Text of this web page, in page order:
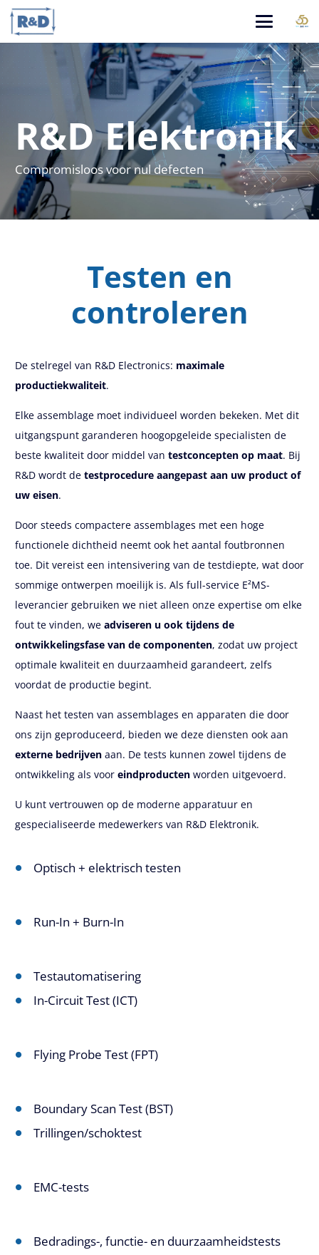
R&D Elektronik
Compromisloos voor nul defecten
Testen en
controleren
De stelregel van R&D Electronics: maximale
productiekwaliteit.
Elke assemblage moet individueel worden bekeken. Met dit
uitgangspunt garanderen hoogopgeleide specialisten de
beste kwaliteit door middel van testconcepten op maat. Bij
R&D wordt de testprocedure aangepast aan uw product of
uw eisen.
Door steeds compactere assemblages met een hoge
functionele dichtheid neemt ook het aantal foutbronnen
toe. Dit vereist een intensivering van de testdiepte, wat door
sommige ontwerpen moeilijk is. Als full-service E²MS-
leverancier gebruiken we niet alleen onze expertise om elke
fout te vinden, we adviseren u ook tijdens de
ontwikkelingsfase van de componenten, zodat uw project
optimale kwaliteit en duurzaamheid garandeert, zelfs
voordat de productie begint.
Naast het testen van assemblages en apparaten die door
ons zijn geproduceerd, bieden we deze diensten ook aan
externe bedrijven aan. De tests kunnen zowel tijdens de
ontwikkeling als voor eindproducten worden uitgevoerd.
U kunt vertrouwen op de moderne apparatuur en
gespecialiseerde medewerkers van R&D Elektronik.
Optisch + elektrisch testen
Run-In + Burn-In
Testautomatisering
In-Circuit Test (ICT)
Flying Probe Test (FPT)
Boundary Scan Test (BST)
Trillingen/schoktest
EMC-tests
Bedradings-, functie- en duurzaamheidstests